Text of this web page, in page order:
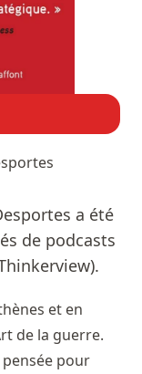
a été
de podcasts
et en
de la guerre.
pour